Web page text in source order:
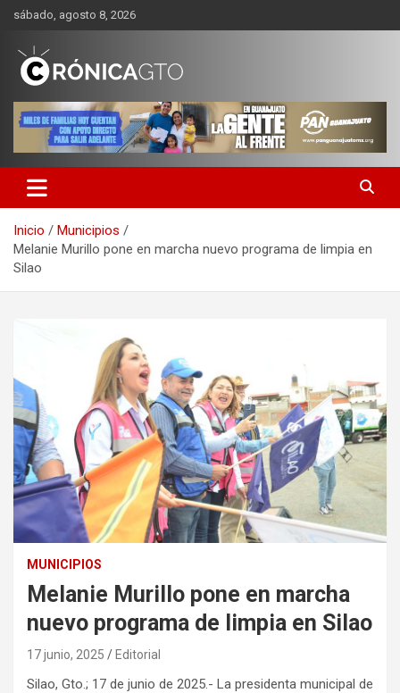
Saltar
contenido
sábado, agosto 8, 2026
CRONICA GUANAJUATO
Inicio
Municipios
Melanie Murillo pone en marcha nuevo programa de limpia en
Silao
MUNICIPIOS
Melanie Murillo pone en marcha
nuevo programa de limpia en Silao
17 junio, 2025 Editorial
Silao, Gto.; 17 de junio de 2025.- La presidenta municipal de